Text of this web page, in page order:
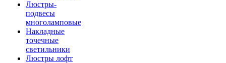
Люстры-
подвесы
многоламповые
Накладные
точечные
светильники
Люстры лофт